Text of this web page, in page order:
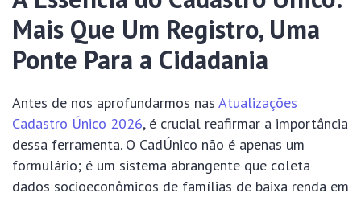
Mais Que Um Registro, Uma
Ponte Para a Cidadania
Antes de nos aprofundarmos nas Atualizações
Cadastro Único 2026, é crucial reafirmar a importância
dessa ferramenta. O CadÚnico não é apenas um
formulário; é um sistema abrangente que coleta
dados socioeconômicos de famílias de baixa renda em